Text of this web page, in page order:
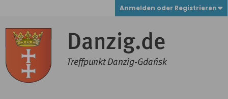
Anmelden oder Registrieren